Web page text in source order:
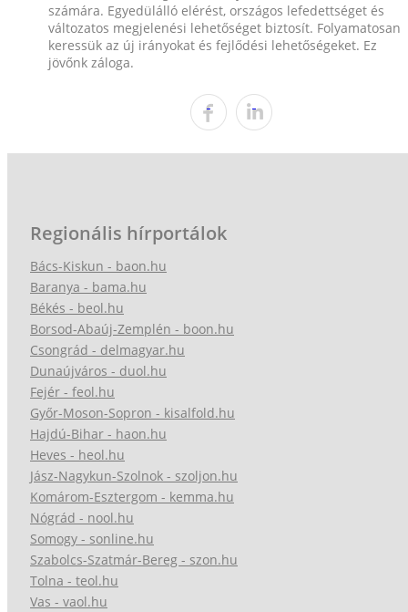
számára. Egyedülálló elérést, országos lefedettséget és
változatos megjelenési lehetőséget biztosít. Folyamatosan
keressük az új irányokat és fejlődési lehetőségeket. Ez
jövőnk záloga.
Regionális hírportálok
Bács-Kiskun - baon.hu
Baranya - bama.hu
Békés - beol.hu
Borsod-Abaúj-Zemplén - boon.hu
Csongrád - delmagyar.hu
Dunaújváros - duol.hu
Fejér - feol.hu
Győr-Moson-Sopron - kisalfold.hu
Hajdú-Bihar - haon.hu
Heves - heol.hu
Jász-Nagykun-Szolnok - szoljon.hu
Komárom-Esztergom - kemma.hu
Nógrád - nool.hu
Somogy - sonline.hu
Szabolcs-Szatmár-Bereg - szon.hu
Tolna - teol.hu
Vas - vaol.hu